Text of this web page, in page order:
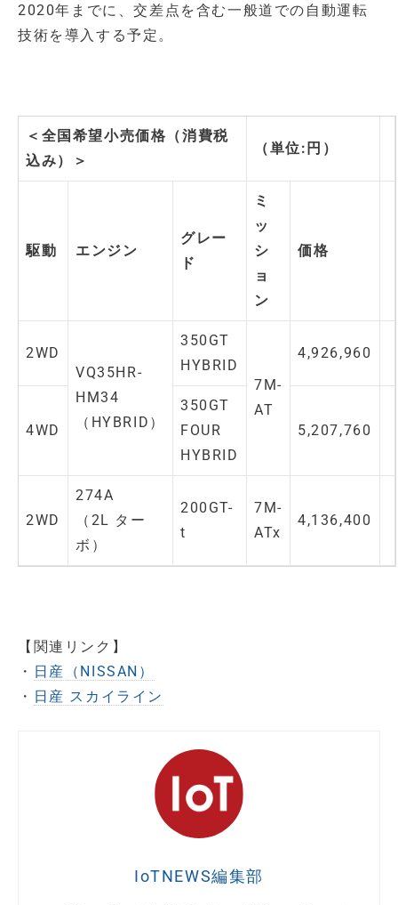
2020年までに、交差点を含む一般道での自動運転
技術を導入する予定。
＜全国希望小売価格（消費税
込み）＞
（単位:円）
駆動 エンジン
グレー
ド
ミ
ッ
シ
ョ
ン
価格
2WD
VQ35HR-
HM34
（HYBRID）
350GT
HYBRID
7M-
AT
4,926,960
4WD
350GT
FOUR
HYBRID
5,207,760
2WD
274A
（2L ター
ボ）
200GT-
t
7M-
ATx
4,136,400
【関連リンク】
・ 日産（NISSAN）
・ 日産 スカイライン
IoTNEWS編集部